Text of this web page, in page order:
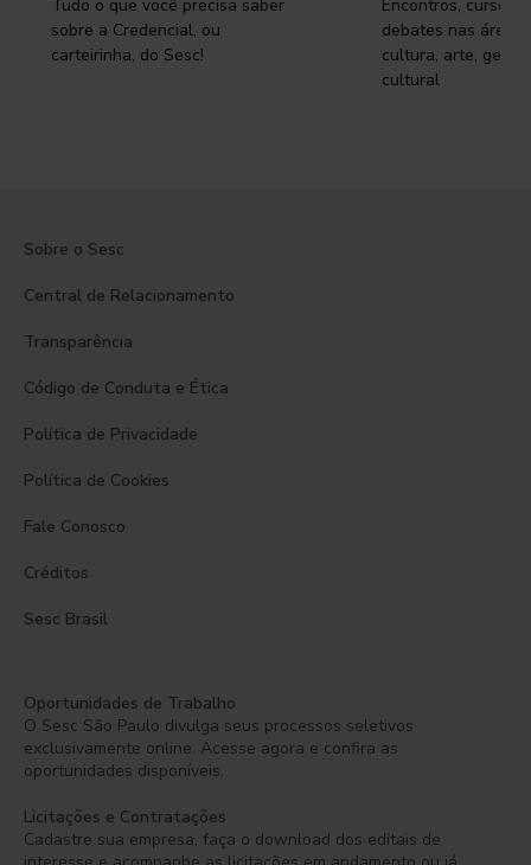
Tudo o que você precisa saber
sobre a Credencial, ou
carteirinha, do Sesc!
Encontros, cursos,
debates nas áreas
cultura, arte,
cultural
Sobre o Sesc
Central de Relacionamento
Transparência
Código de Conduta e Ética
Política de Privacidade
Política de Cookies
Fale Conosco
Créditos
Sesc Brasil
Oportunidades de Trabalho
O Sesc São Paulo divulga seus processos seletivos
exclusivamente online. Acesse agora e confira as
oportunidades disponíveis.
Licitações e Contratações
Cadastre sua empresa, faça o download dos editais de